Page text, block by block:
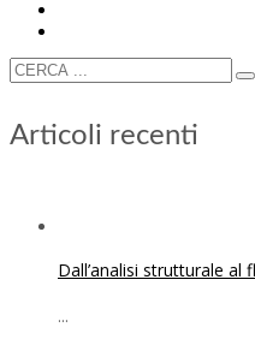
Articoli recenti
Dall’analisi strutturale al
...